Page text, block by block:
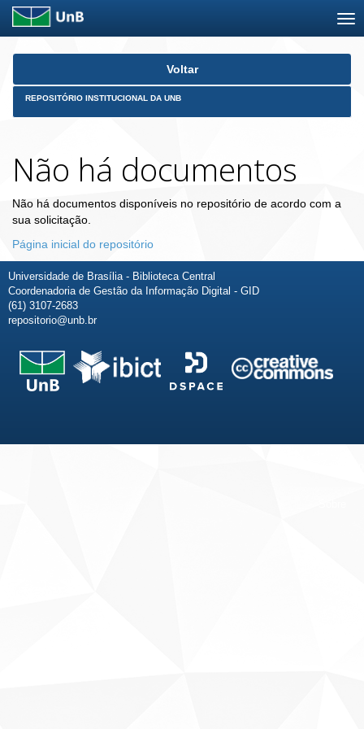
Skip
Voltar
REPOSITÓRIO INSTITUCIONAL DA UNB
Não há documentos
Não há documentos disponíveis no repositório de acordo com a
sua solicitação.
Página inicial do repositório
Universidade de Brasília - Biblioteca Central
Coordenadoria de Gestão da Informação Digital - GID
(61) 3107-2683
repositorio@unb.br